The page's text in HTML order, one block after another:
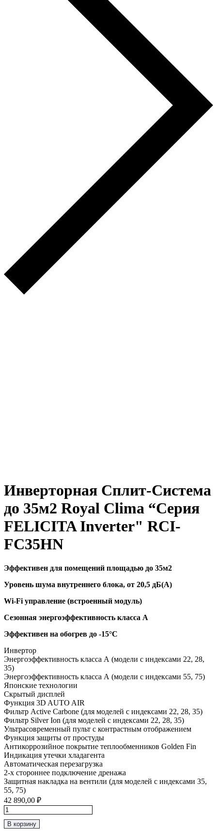
Инверторная Сплит-Система
до 35м2 Royal Clima “Серия
FELICITA Inverter" RCI-
FC35HN
Эффективен для помещений площадью до 35м2
Уровень шума внутреннего блока, от 20,5 дБ(А)
Wi-Fi управление (встроенный модуль)
Сезонная энергоэффективность класса А
Эффективен на обогрев до -15°C
Инвертор
Энергоэффективность класса А (модели с индексами 22, 28,
35)
Энергоэффективность класса А (модели с индексами 55, 75)
Японские технологии
Скрытый дисплей
Функция 3D AUTO AIR
Фильтр Active Carbone (для моделей с индексами 22, 28, 35)
Фильтр Silver Ion (для моделей с индексами 22, 28, 35)
Ультрасовременный пульт с контрастным отображением
Функция защиты от простуды
Антикоррозийное покрытие теплообменников Golden Fin
Индикация утечки хладагента
Автоматическая перезагрузка
2-х стороннее подключение дренажа
Защитная накладка на вентили (для моделей с индексами 35,
55, 75)
42 890,00 ₽
Количество
товара
Инверторная
В корзину